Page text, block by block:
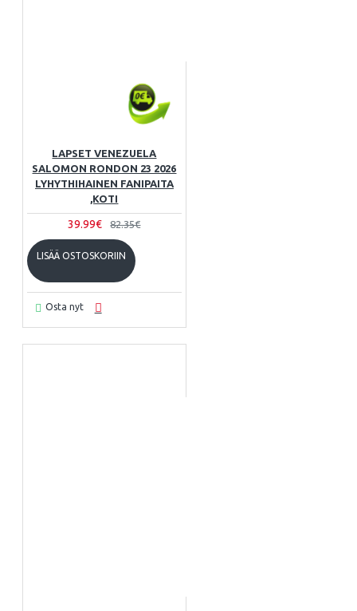
LAPSET VENEZUELA
SALOMON RONDON 23 2026
LYHYTHIHAINEN FANIPAITA
,KOTI
39.99€ 82.35€
LISÄÄ OSTOSKORIIN
Osta nyt